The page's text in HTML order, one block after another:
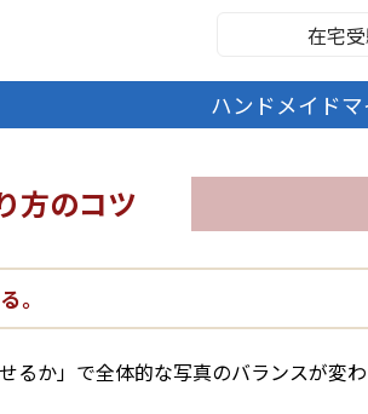
在宅
ハンドメイド
方のコツ
。
るか」で全体的な写真のバランスが変